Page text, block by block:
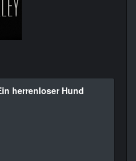
herrenloser Hund